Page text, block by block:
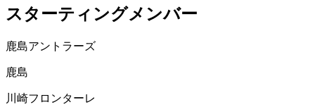
スターティングメンバー
鹿島アントラーズ
鹿島
川崎フロンターレ